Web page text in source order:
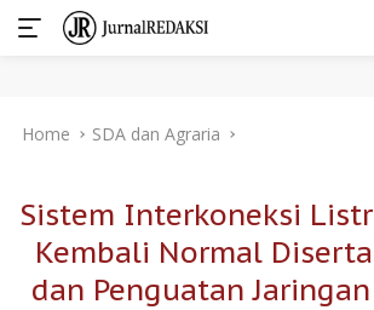
Home SDA dan Agraria
Sistem Interkoneksi
Kembali Normal
dan Penguatan